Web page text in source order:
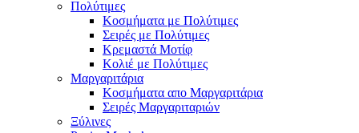
Πολύτιμες
Κοσμήματα με Πολύτιμες
Σειρές με Πολύτιμες
Κρεμαστά Μοτίφ
Κολιέ με Πολύτιμες
Μαργαριτάρια
Κοσμήματα απο Μαργαριτάρια
Σειρές Μαργαριταριών
Ξύλινες